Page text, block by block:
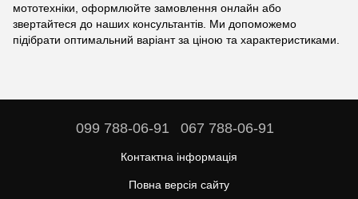
мототехніки, оформлюйте замовлення онлайн або
звертайтеся до наших консультантів. Ми допоможемо
підібрати оптимальний варіант за ціною та характеристиками.
099 788-06-91 067 788-06-91
Контактна інформація
Повна версія сайту